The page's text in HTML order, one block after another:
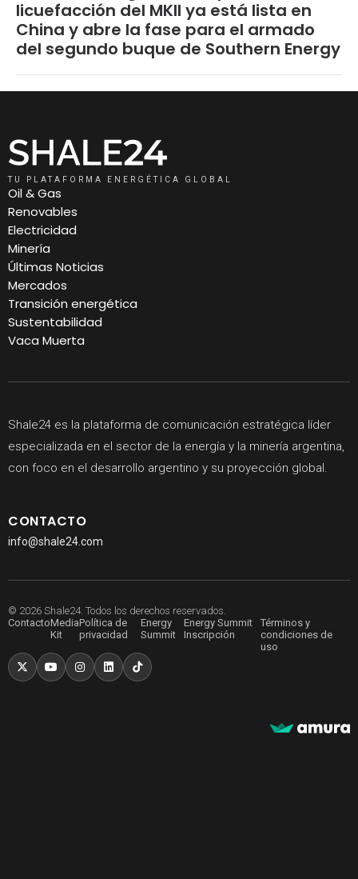
licuefacción del MKII ya está lista en
China y abre la fase para el armado
del segundo buque de Southern Energy
TU PLATAFORMA ENERGÉTICA GLOBAL
Oil & Gas
Renovables
Electricidad
Minería
Últimas Noticias
Mercados
Transición energética
Sustentabilidad
Vaca Muerta
Shale24 es la plataforma de comunicación estratégica líder
especializada en el sector de la energía y la minería argentina,
con foco en el desarrollo argentino y su proyección global.
CONTACTO
info@shale24.com
© 2026 Shale24. Todos los derechos reservados.
ContactoMedia
Kit
Política de
privacidad
Energy
Summit
Energy Summit
Inscripción
Términos y
condiciones de
uso